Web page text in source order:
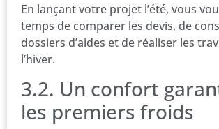
En lançant votre projet l’été, vous
temps de comparer les devis, de
dossiers d’aides et de réaliser les
l’hiver.
3.2. Un confort
les premiers froids